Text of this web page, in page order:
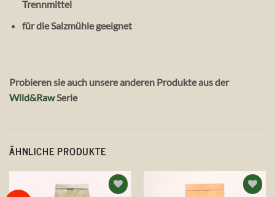
Trennmittel
für die Salzmühle geeignet
Probieren sie auch unsere anderen Produkte aus der
Wild&RawSerie
ÄHNLICHE PRODUKTE